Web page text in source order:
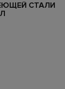
СТАЛИ